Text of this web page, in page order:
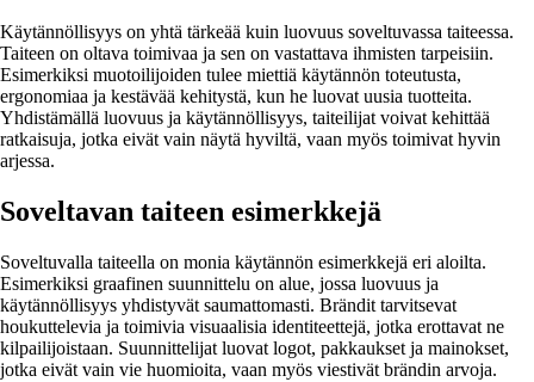
Käytännöllisyys on yhtä tärkeää kuin luovuus soveltuvassa taiteessa.
Taiteen on oltava toimivaa ja sen on vastattava ihmisten tarpeisiin.
Esimerkiksi muotoilijoiden tulee miettiä käytännön toteutusta,
ergonomiaa ja kestävää kehitystä, kun he luovat uusia tuotteita.
Yhdistämällä luovuus ja käytännöllisyys, taiteilijat voivat kehittää
ratkaisuja, jotka eivät vain näytä hyviltä, vaan myös toimivat hyvin
arjessa.
Soveltavan taiteen esimerkkejä
Soveltuvalla taiteella on monia käytännön esimerkkejä eri aloilta.
Esimerkiksi graafinen suunnittelu on alue, jossa luovuus ja
käytännöllisyys yhdistyvät saumattomasti. Brändit tarvitsevat
houkuttelevia ja toimivia visuaalisia identiteettejä, jotka erottavat ne
kilpailijoistaan. Suunnittelijat luovat logot, pakkaukset ja mainokset,
jotka eivät vain vie huomioita, vaan myös viestivät brändin arvoja.